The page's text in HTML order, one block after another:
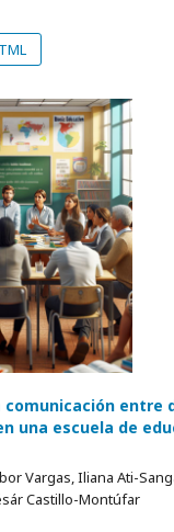
entre
una escuela de
Vargas, Iliana Ati-
Castillo-Montúfar